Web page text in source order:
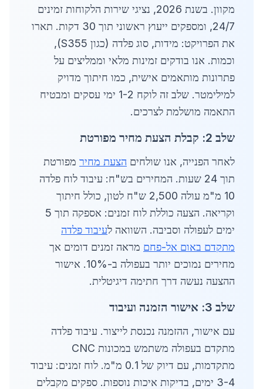
מקוון. בשנת 2026, נציגי שירות הלקוחות זמינים
24/7, ומספקים ייעוץ ראשוני תוך 30 דקות. תארו
את הפרויקט: מידות, סוג פלדה (כגון S355),
וכמות. אנו בודקים זמינות מלאי וממליצים על
פתרונות מותאמים אישית, כמו חיתוך מדויק
למילימטר. שלב זה לוקח 1-2 ימי עסקים ומבטיח
התאמה מושלמת לצרכים.
שלב 2: קבלת הצעת מחיר מפורטת
לאחר הפנייה, אנו שולחים הצעת מחיר מפורטת
תוך 24 שעות. המחירים בש"ח: עיבוד לוח פלדה
10 מ"מ עולה 2,500 ש"ח לטון, כולל חיתוך
וקריאה. הצעה כוללת לוח זמנים: אספקה תוך 5
ימים לעפולה וסביבה. השוואה לעיבוד פלדה
מתקדם באום אל-פחם מראה זמנים דומים אך
מחירים נמוכים יותר בעפולה ב-10%. אישור
ההצעה נעשה דרך חתימה דיגיטלית.
שלב 3: אישור הזמנה ועיבוד
עם אישור, ההזמנה נכנסת לייצור. עיבוד פלדה
מתקדם בעפולה משתמש במכונות CNC
מתקדמות, עם דיוק של 0.1 מ"מ. לוח זמנים: עיבוד
3-4 ימים, בדיקות איכות נוספות. ספקים מקבלים